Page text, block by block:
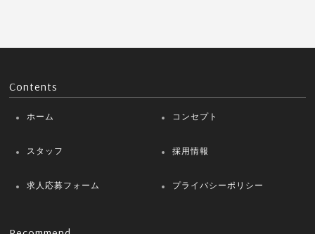
Contents
ホーム コンセプト
スタッフ 採用情報
求人応募フォーム プライバシーポリシー